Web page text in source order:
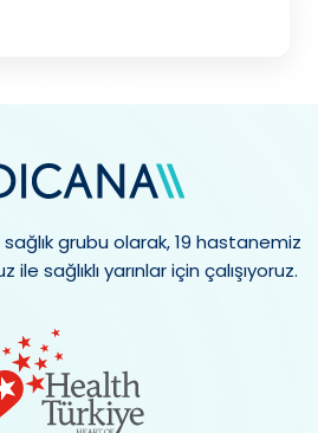
grubu olarak, 19 hastanemiz
sağlıklı yarınlar için çalışıyoruz.